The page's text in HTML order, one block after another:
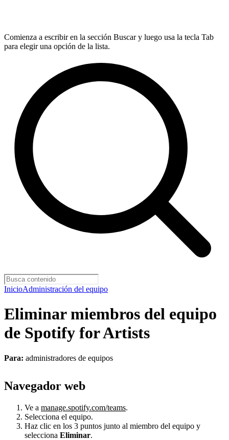
Comienza a escribir en la sección Buscar y luego usa la tecla Tab
para elegir una opción de la lista.
InicioAdministración del equipo
Eliminar miembros del equipo
de Spotify for Artists
Para: administradores de equipos
Navegador web
Ve a manage.spotify.com/teams.
Selecciona el equipo.
Haz clic en los 3 puntos junto al miembro del equipo y
selecciona Eliminar.